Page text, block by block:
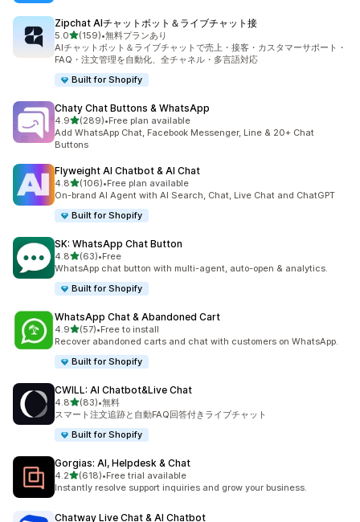
Zipchat AIチャットボット＆ライブチャット接
5.05つ星中
(159)
合計レビュー数：159件
•無料プランあり
AIチャットボット＆ライブチャットで売上・接客・カスタマーサポート・
FAQ・注文管理を自動化、全チャネル・多言語対応
Built for Shopify
Chaty Chat Buttons & WhatsApp
4.95つ星中
(289)
合計レビュー数：289件
•Free plan available
Add WhatsApp Chat, Facebook Messenger, Line & 20+ Chat
Buttons
Flyweight AI Chatbot & AI Chat
4.85つ星中
(106)
合計レビュー数：106件
•Free plan available
On-brand AI Agent with AI Search, Chat, Live Chat and ChatGPT
Built for Shopify
SK: WhatsApp Chat Button
4.85つ星中
(63)
合計レビュー数：63件
•Free
WhatsApp chat button with multi-agent, auto-open & analytics.
Built for Shopify
WhatsApp Chat & Abandoned Cart
4.95つ星中
(57)
合計レビュー数：57件
•Free to install
Recover abandoned carts and chat with customers on WhatsApp.
Built for Shopify
CWILL: AI Chatbot&Live Chat
4.85つ星中
(83)
合計レビュー数：83件
•無料
スマート注文追跡と自動FAQ回答付きライブチャット
Built for Shopify
Gorgias: AI, Helpdesk & Chat
4.25つ星中
(618)
合計レビュー数：618件
•Free trial available
Instantly resolve support inquiries and grow your business.
Chatway Live Chat & AI Chatbot